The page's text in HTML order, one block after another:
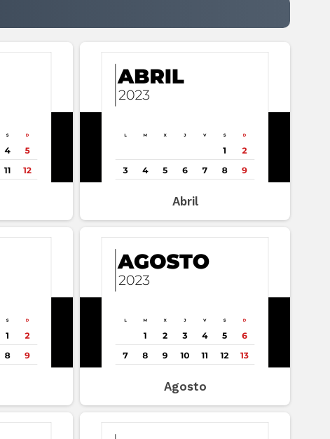
Abril
Agosto